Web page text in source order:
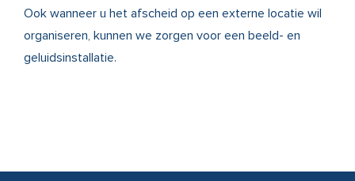
Ook wanneer u het afscheid op een externe locatie wil
organiseren, kunnen we zorgen voor een beeld- en
geluidsinstallatie.